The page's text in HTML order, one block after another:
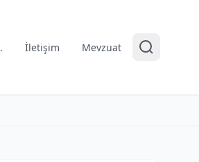
İletişim Mevzuat